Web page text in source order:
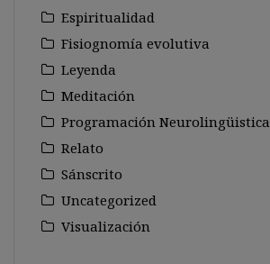
Espiritualidad
Fisiognomía evolutiva
Leyenda
Meditación
Programación Neurolingüistica
Relato
Sánscrito
Uncategorized
Visualización